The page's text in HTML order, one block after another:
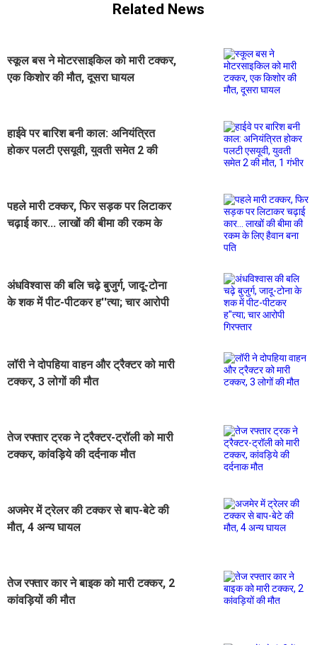
Related News
स्कूल बस ने मोटरसाइकिल को मारी टक्कर,
एक किशोर की मौत, दूसरा घायल
हाईवे पर बारिश बनी काल: अनियंत्रित
होकर पलटी एसयूवी, युवती समेत 2 की
पहले मारी टक्कर, फिर सड़क पर लिटाकर
चढ़ाई कार... लाखों की बीमा की रकम के
अंधविश्वास की बलि चढ़े बुजुर्ग, जादू-टोना
के शक में पीट-पीटकर ह''त्या; चार आरोपी
लॉरी ने दोपहिया वाहन और ट्रैक्टर को मारी
टक्कर, 3 लोगों की मौत
तेज रफ्तार ट्रक ने ट्रैक्टर-ट्रॉली को मारी
टक्कर, कांवड़िये की दर्दनाक मौत
अजमेर में ट्रेलर की टक्कर से बाप-बेटे की
मौत, 4 अन्य घायल
तेज रफ्तार कार ने बाइक को मारी टक्कर, 2
कांवड़ियों की मौत